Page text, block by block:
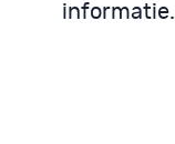
informatie.